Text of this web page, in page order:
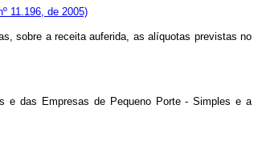
11.196, de 2005)
sobre a receita auferida, as alíquotas previstas no
e das Empresas de Pequeno Porte - Simples e a